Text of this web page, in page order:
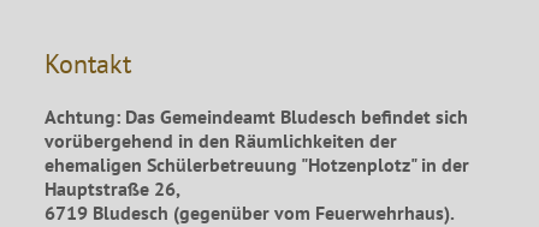
Kontakt
Achtung: Das Gemeindeamt Bludesch befindet sich
vorübergehend in den Räumlichkeiten der
ehemaligen Schülerbetreuung "Hotzenplotz" in der
Hauptstraße 26,
6719 Bludesch (gegenüber vom Feuerwehrhaus).